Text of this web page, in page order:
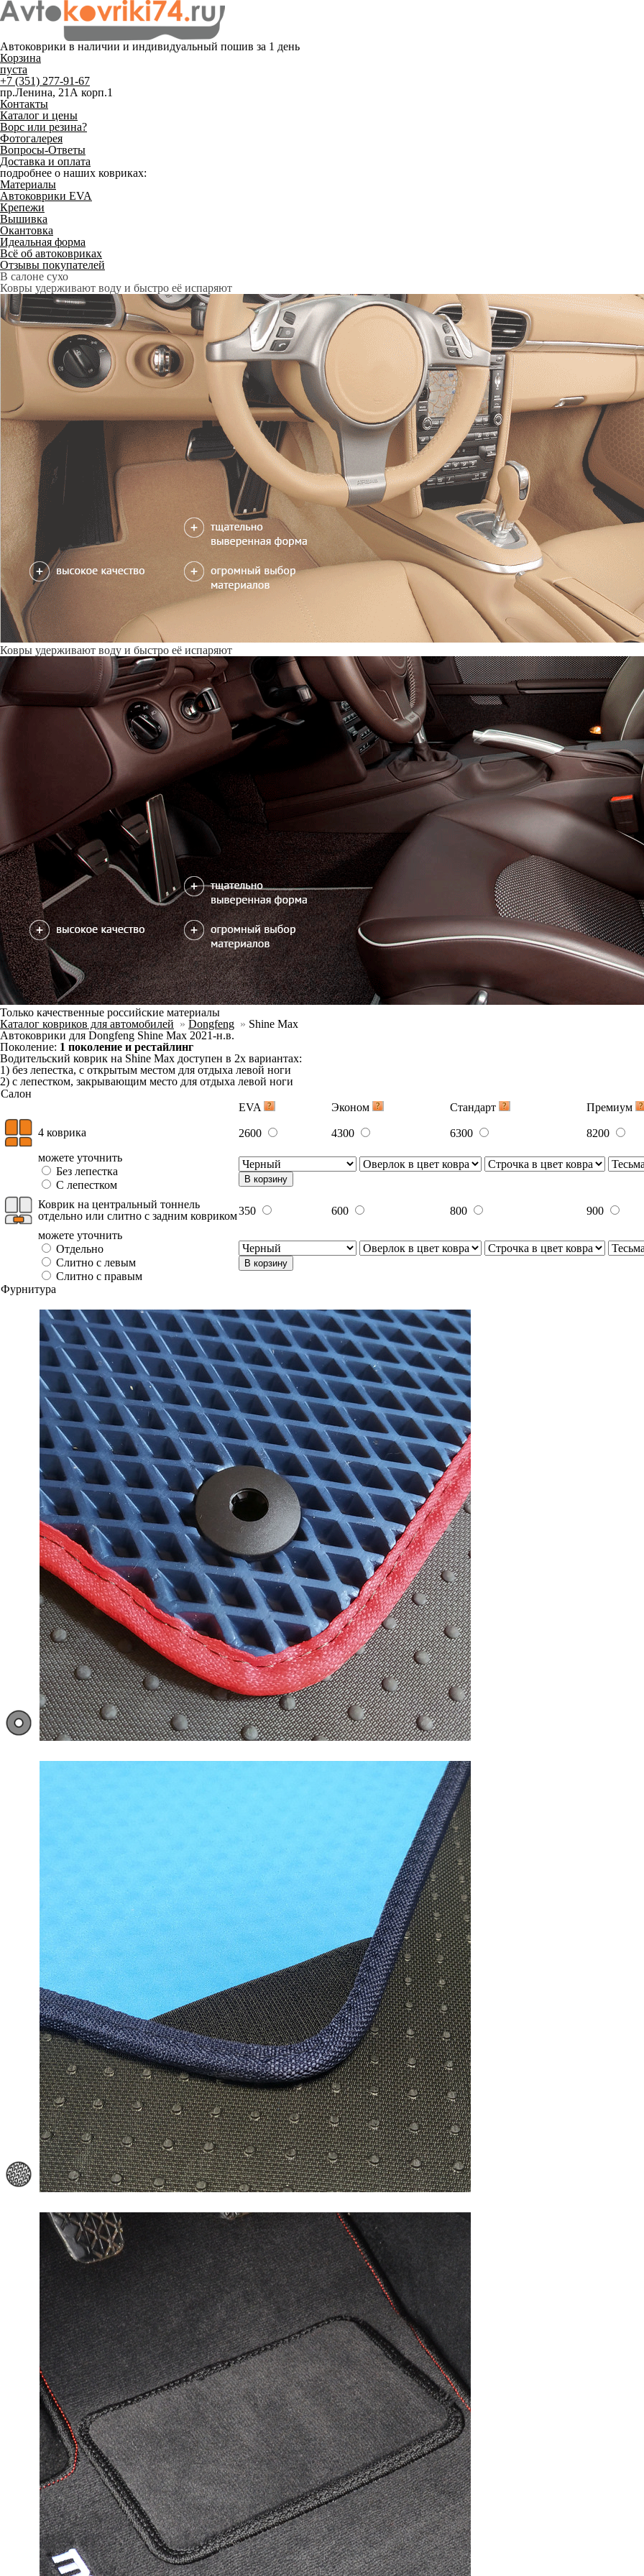
Автоковрики в наличии и индивидуальный пошив за 1 день
Корзина
пуста
+7 (351) 277-91-67
пр.Ленина, 21А корп.1
Контакты
Каталог и цены
Ворс или резина?
Фотогалерея
Вопросы-Ответы
Доставка и оплата
подробнее о наших ковриках:
Материалы
Автоковрики EVA
Крепежи
Вышивка
Окантовка
Идеальная форма
Всё об автоковриках
Отзывы покупателей
Служат до 10 лет
Только качественные российские материалы
Только качественные российские материалы
Каталог ковриков для автомобилей
» Dongfeng
Shine Max
Автоковрики для Dongfeng Shine Max 2021-н.в.
Поколение:
1 поколение и рестайлинг
Водительский коврик на Shine Max доступен в 2х вариантах:
1) без лепестка, с открытым местом для отдыха левой ноги
2) с лепестком, закрывающим место для отдыха левой ноги
EVA
Эконом Стандарт Премиум
4300 6300
8200
можете уточнить
Без лепестка
С лепестком
В корзину
Коврик на центральный тоннель
отдельно или слитно с задним ковриком 350 600
можете уточнить
Отдельно
Слитно с левым
Слитно с правым
В корзину
Фурнитура